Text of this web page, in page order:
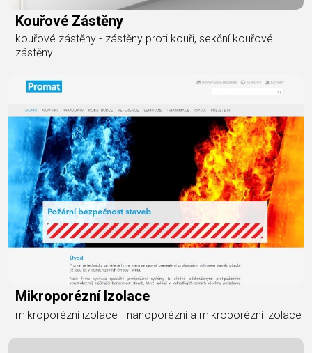
Kouřové Zástěny
kouřové zástěny - zástěny proti kouři, sekční kouřové
zástěny
Mikroporézní Izolace
mikroporézní izolace - nanoporézní a mikroporézní izolace